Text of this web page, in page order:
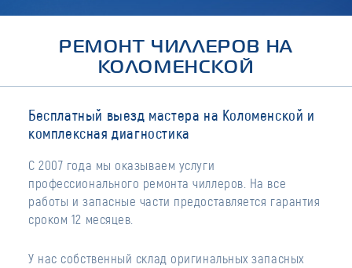
РЕМОНТ ЧИЛЛЕРОВ НА
КОЛОМЕНСКОЙ
Бесплатный выезд мастера на Коломенской и
комплексная диагностика
С 2007 года мы оказываем услуги
профессионального ремонта чиллеров. На все
работы и запасные части предоставляется гарантия
сроком 12 месяцев.
У нас собственный склад оригинальных запасных